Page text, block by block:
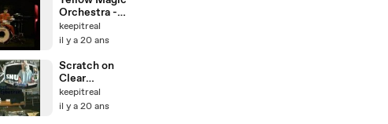
Orchestra -
FIRECRACKE
R
keepitreal
il y a 20 ans
Scratch on
Clear
(Cybotron)
keepitreal
il y a 20 ans